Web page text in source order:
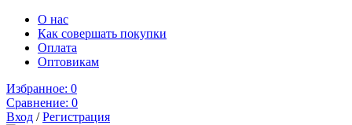
О нас
Как совершать покупки
Оплата
Оптовикам
Избранное: 0
Сравнение: 0
Вход /Регистрация